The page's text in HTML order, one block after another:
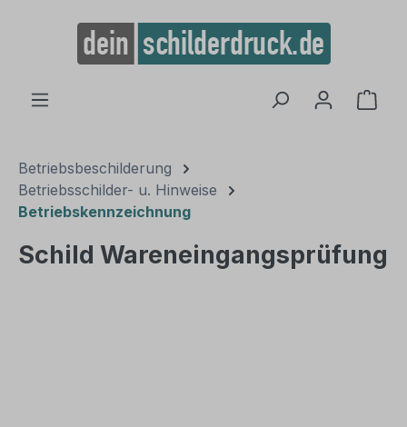
springen
Betriebsbeschilderung
Betriebsschilder- u. Hinweise
Betriebskennzeichnung
Schild Wareneingangsprüfung